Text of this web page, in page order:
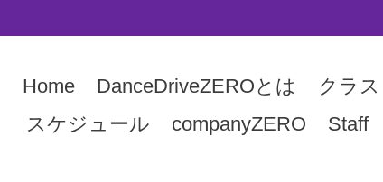
Home DanceDriveZEROとは クラス
スケジュール
companyZERO Staff